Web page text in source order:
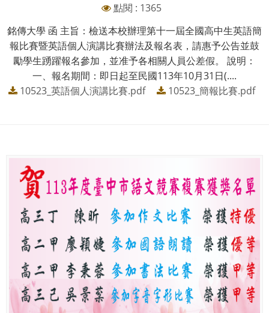
點閱 : 1365
銘傳大學 函 主旨：檢送本校辦理第十一屆全國高中生英語簡
報比賽暨英語個人演講比賽辦法及報名表，請惠予公告並鼓
勵學生踴躍報名參加，並准予各相關人員公差假。 說明：
一、報名期間：即日起至民國113年10月31日(....
10523_英語個人演講比賽.pdf
10523_簡報比賽.pdf